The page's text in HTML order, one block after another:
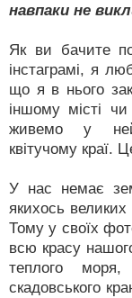
навпаки не
Як ви бачите
інстаграмі, я
що я в нього
іншому місті
живемо у
квітучому краї.
У нас немає
якихось
Тому у своїх
всю красу
теплого
скадовського